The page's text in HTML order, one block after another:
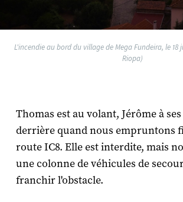
L'incendie au bord du village de Mega Fundeira, le 18
Riopa)
Thomas est au volant, Jérôme à
derrière quand nous empruntons
route IC8. Elle est interdite, mais
une colonne de véhicules de
franchir l'obstacle.